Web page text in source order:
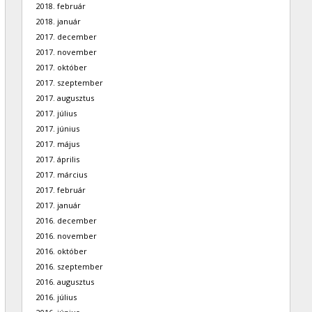
2018. február
2018. január
2017. december
2017. november
2017. október
2017. szeptember
2017. augusztus
2017. július
2017. június
2017. május
2017. április
2017. március
2017. február
2017. január
2016. december
2016. november
2016. október
2016. szeptember
2016. augusztus
2016. július